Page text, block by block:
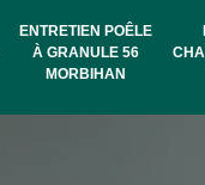
ENTRETIEN POÊLE
À GRANULE 56
MORBIHAN